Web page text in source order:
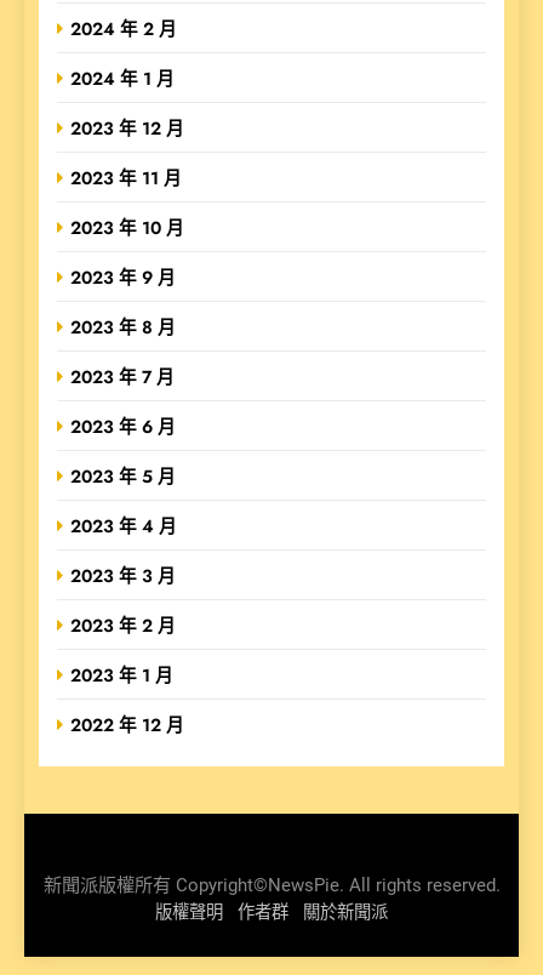
2024 年 2 月
2024 年 1 月
2023 年 12 月
2023 年 11 月
2023 年 10 月
2023 年 9 月
2023 年 8 月
2023 年 7 月
2023 年 6 月
2023 年 5 月
2023 年 4 月
2023 年 3 月
2023 年 2 月
2023 年 1 月
2022 年 12 月
新聞派版權所有 Copyright©NewsPie. All rights reserved.
版權聲明 作者群 關於新聞派